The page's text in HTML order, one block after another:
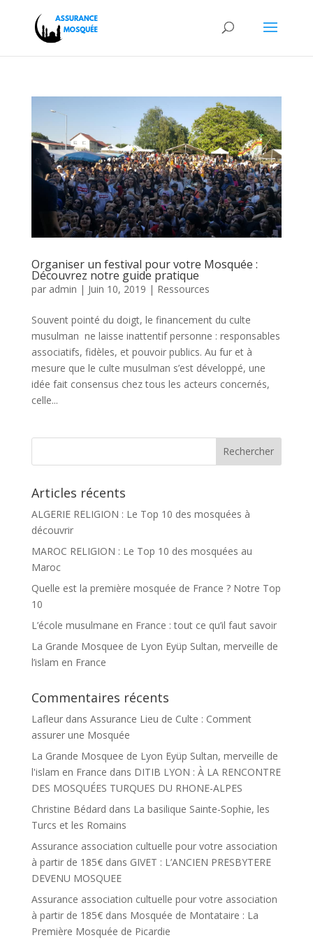
Organiser un festival pour votre Mosquée :
Découvrez notre guide pratique
par admin | Juin 10, 2019 | Ressources
Souvent pointé du doigt, le financement du culte
musulman ne laisse inattentif personne : responsables
associatifs, fidèles, et pouvoir publics. Au fur et à
mesure que le culte musulman s’est développé, une
idée fait consensus chez tous les acteurs concernés,
celle...
Articles récents
ALGERIE RELIGION : Le Top 10 des mosquées à
découvrir
MAROC RELIGION : Le Top 10 des mosquées au
Maroc
Quelle est la première mosquée de France ? Notre Top
10
L’école musulmane en France : tout ce qu’il faut savoir
La Grande Mosquee de Lyon Eyüp Sultan, merveille de
l’islam en France
Commentaires récents
Lafleurdans Assurance Lieu de Culte : Comment
assurer une Mosquée
La Grande Mosquee de Lyon Eyüp Sultan, merveille de
l'islam en France dans DITIB LYON : À LA RENCONTRE
DES MOSQUÉES TURQUES DU RHONE-ALPES
Christine Bédard dans La basilique Sainte-Sophie, les
Turcs et les Romains
Assurance association cultuelle pour votre association
à partir de 185€dans GIVET : L’ANCIEN PRESBYTERE
DEVENU MOSQUEE
Assurance association cultuelle pour votre association
à partir de 185€dans Mosquée de Montataire : La
Première Mosquée de Picardie